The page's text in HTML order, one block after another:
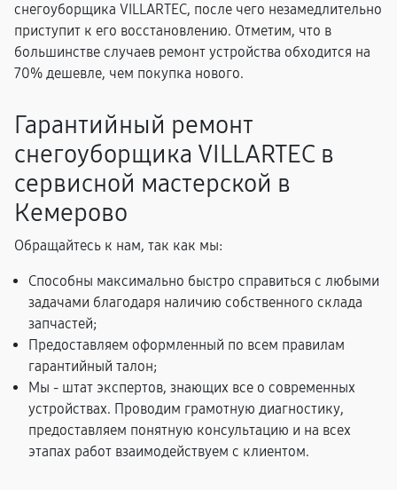
снегоуборщика VILLARTEC, после чего незамедлительно
приступит к его восстановлению. Отметим, что в
большинстве случаев ремонт устройства обходится на
70% дешевле, чем покупка нового.
Гарантийный ремонт
снегоуборщика VILLARTEC в
сервисной мастерской в
Кемерово
Обращайтесь к нам, так как мы:
Способны максимально быстро справиться с любыми
задачами благодаря наличию собственного склада
запчастей;
Предоставляем оформленный по всем правилам
гарантийный талон;
Мы - штат экспертов, знающих все о современных
устройствах. Проводим грамотную диагностику,
предоставляем понятную консультацию и на всех
этапах работ взаимодействуем с клиентом.